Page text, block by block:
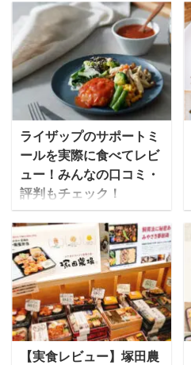
ライザップのサポートミ
ールを実際に食べてレビ
ュー！みんなの口コミ・
評判もチェック！
でお馴染みのライザップ
から、一人ではなかなか
続かないボディメイクを
サポートするための「高
たんぱく低糖質」な宅食
が誕生しています。 ライ
ザップでは無理せず続け
【実食レビュー】塚田農